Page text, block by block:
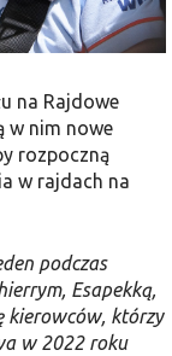
na Rajdowe
w nim nowe
rozpoczną
w rajdach na
podczas
Esapekką,
kierowców, którzy
w 2022 roku